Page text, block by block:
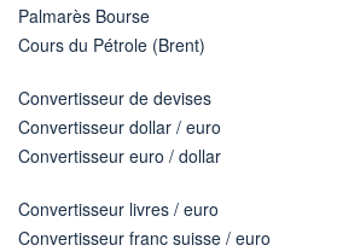
Palmarès Bourse
Cours du Pétrole (Brent)
Convertisseur de devises
Convertisseur dollar / euro
Convertisseur euro / dollar
Convertisseur livres / euro
Convertisseur franc suisse / euro